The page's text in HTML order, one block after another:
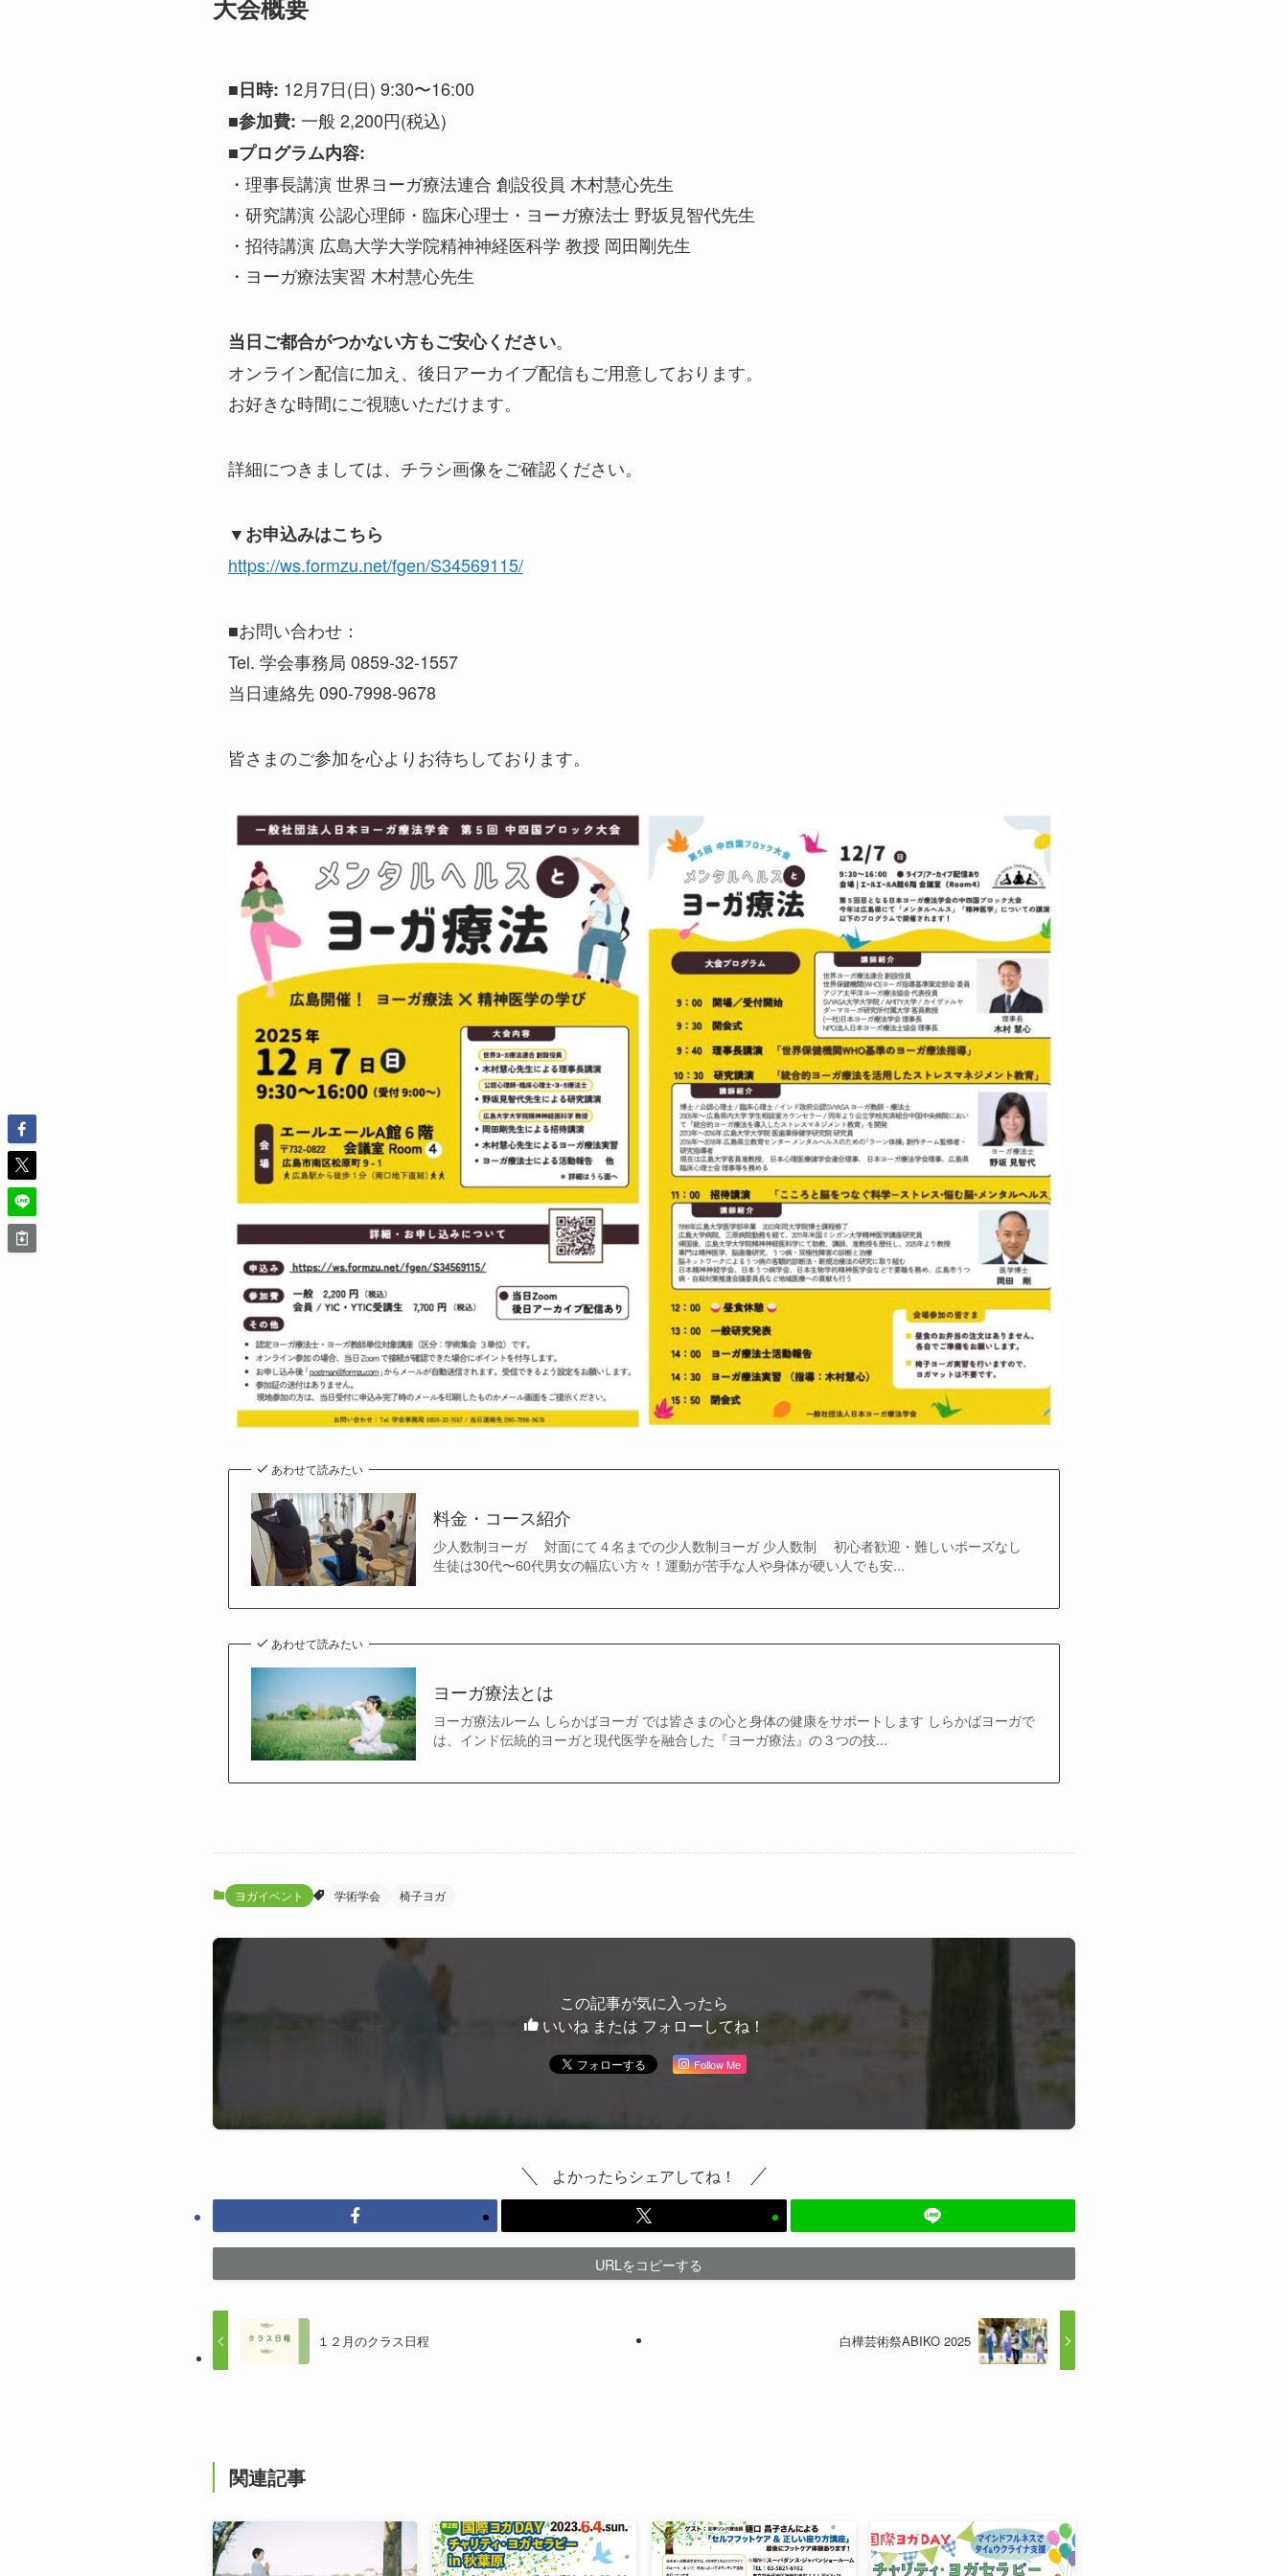
大会概要
■日時: 12月7日(日) 9:30〜16:00
■参加費: 一般 2,200円(税込)
■プログラム内容:
・理事長講演 世界ヨーガ療法連合 創設役員 木村慧心先生
・研究講演 公認心理師・臨床心理士・ヨーガ療法士 野坂見智代先生
・招待講演 広島大学大学院精神神経医科学 教授 岡田剛先生
・ヨーガ療法実習 木村慧心先生
当日ご都合がつかない方もご安心ください。
オンライン配信に加え、後日アーカイブ配信もご用意しております。
お好きな時間にご視聴いただけます。
詳細につきましては、チラシ画像をご確認ください。
▼お申込みはこちら
https://ws.formzu.net/fgen/S34569115/
■お問い合わせ：
Tel. 学会事務局 0859-32-1557
当日連絡先 090-7998-9678
皆さまのご参加を心よりお待ちしております。
あわせて読みたい
料金・コース紹介
少人数制ヨーガ 対面にて４名までの少人数制ヨーガ 少人数制 初心者歓迎・難しいポーズなし
生徒は30代〜60代男女の幅広い方々！運動が苦手な人や身体が硬い人でも安...
あわせて読みたい
ヨーガ療法とは
ヨーガ療法ルーム しらかばヨーガ では皆さまの心と身体の健康をサポートします しらかばヨーガで
は、インド伝統的ヨーガと現代医学を融合した『ヨーガ療法』の３つの技...
ヨガイベント 学術学会 椅子ヨガ
この記事が気に入ったら
いいね または フォローしてね！
Follow Me
よかったらシェアしてね！
URLをコピーする
１２月のクラス日程 白樺芸術祭ABIKO 2025
関連記事